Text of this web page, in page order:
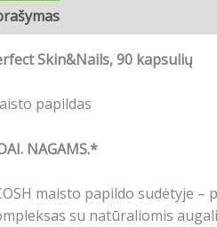
Skin&Nails, 90 kapsulių
papildas
NAGAMS.*
maisto papildo sudėtyje
su natūraliomis